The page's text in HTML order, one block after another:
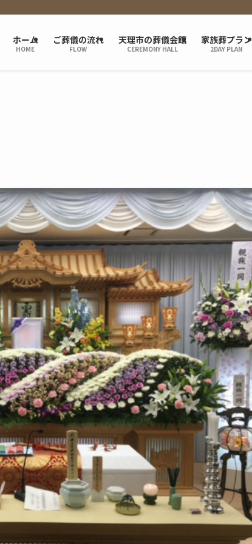
ホーム
HOME
ご葬儀の流れ
FLOW
天理市の葬儀会館
CEREMONY HALL
家族葬プラン
2DAY PLAN